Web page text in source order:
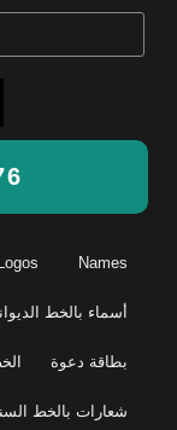
Logos Names
أسماء بالخط
بطاقة دعوة
شعارات بالخط